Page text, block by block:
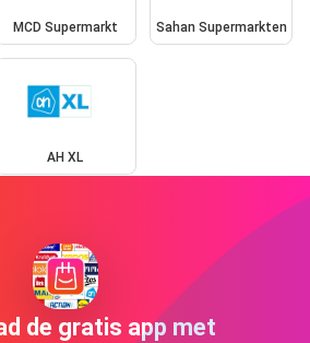
MCD Supermarkt Sahan Supermarkten
AH XL
de gratis app met